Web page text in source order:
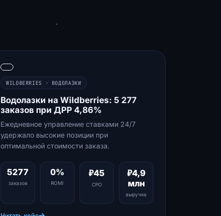
WILDBERRIES · ВОДОЛАЗКИ
Водолазки на Wildberries: 5 277
заказов при ДРР 4,86%
Ежедневное управление ставками 24/7
удержало высокие позиции при
оптимальной стоимости заказа.
5277
заказов
0%
ROMI
₽45
CPO
₽4,9
млн
выручка